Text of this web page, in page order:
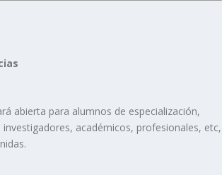
abierta para alumnos de especialización,
académicos, profesionales, etc,